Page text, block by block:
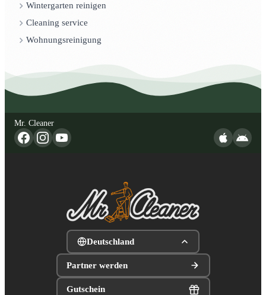
Wintergarten reinigen
Cleaning service
Wohnungsreinigung
Mr. Cleaner
Deutschland
Partner werden
Gutschein